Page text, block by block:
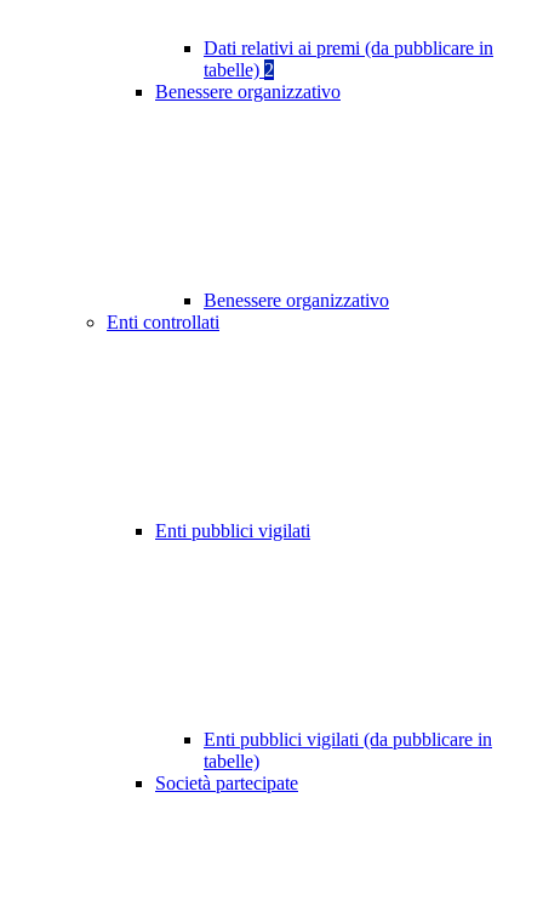
Dati relativi ai premi (da pubblicare in
tabelle) 2
Benessere organizzativo
Benessere organizzativo
Enti controllati
Enti pubblici vigilati
Enti pubblici vigilati (da pubblicare in
tabelle)
Società partecipate